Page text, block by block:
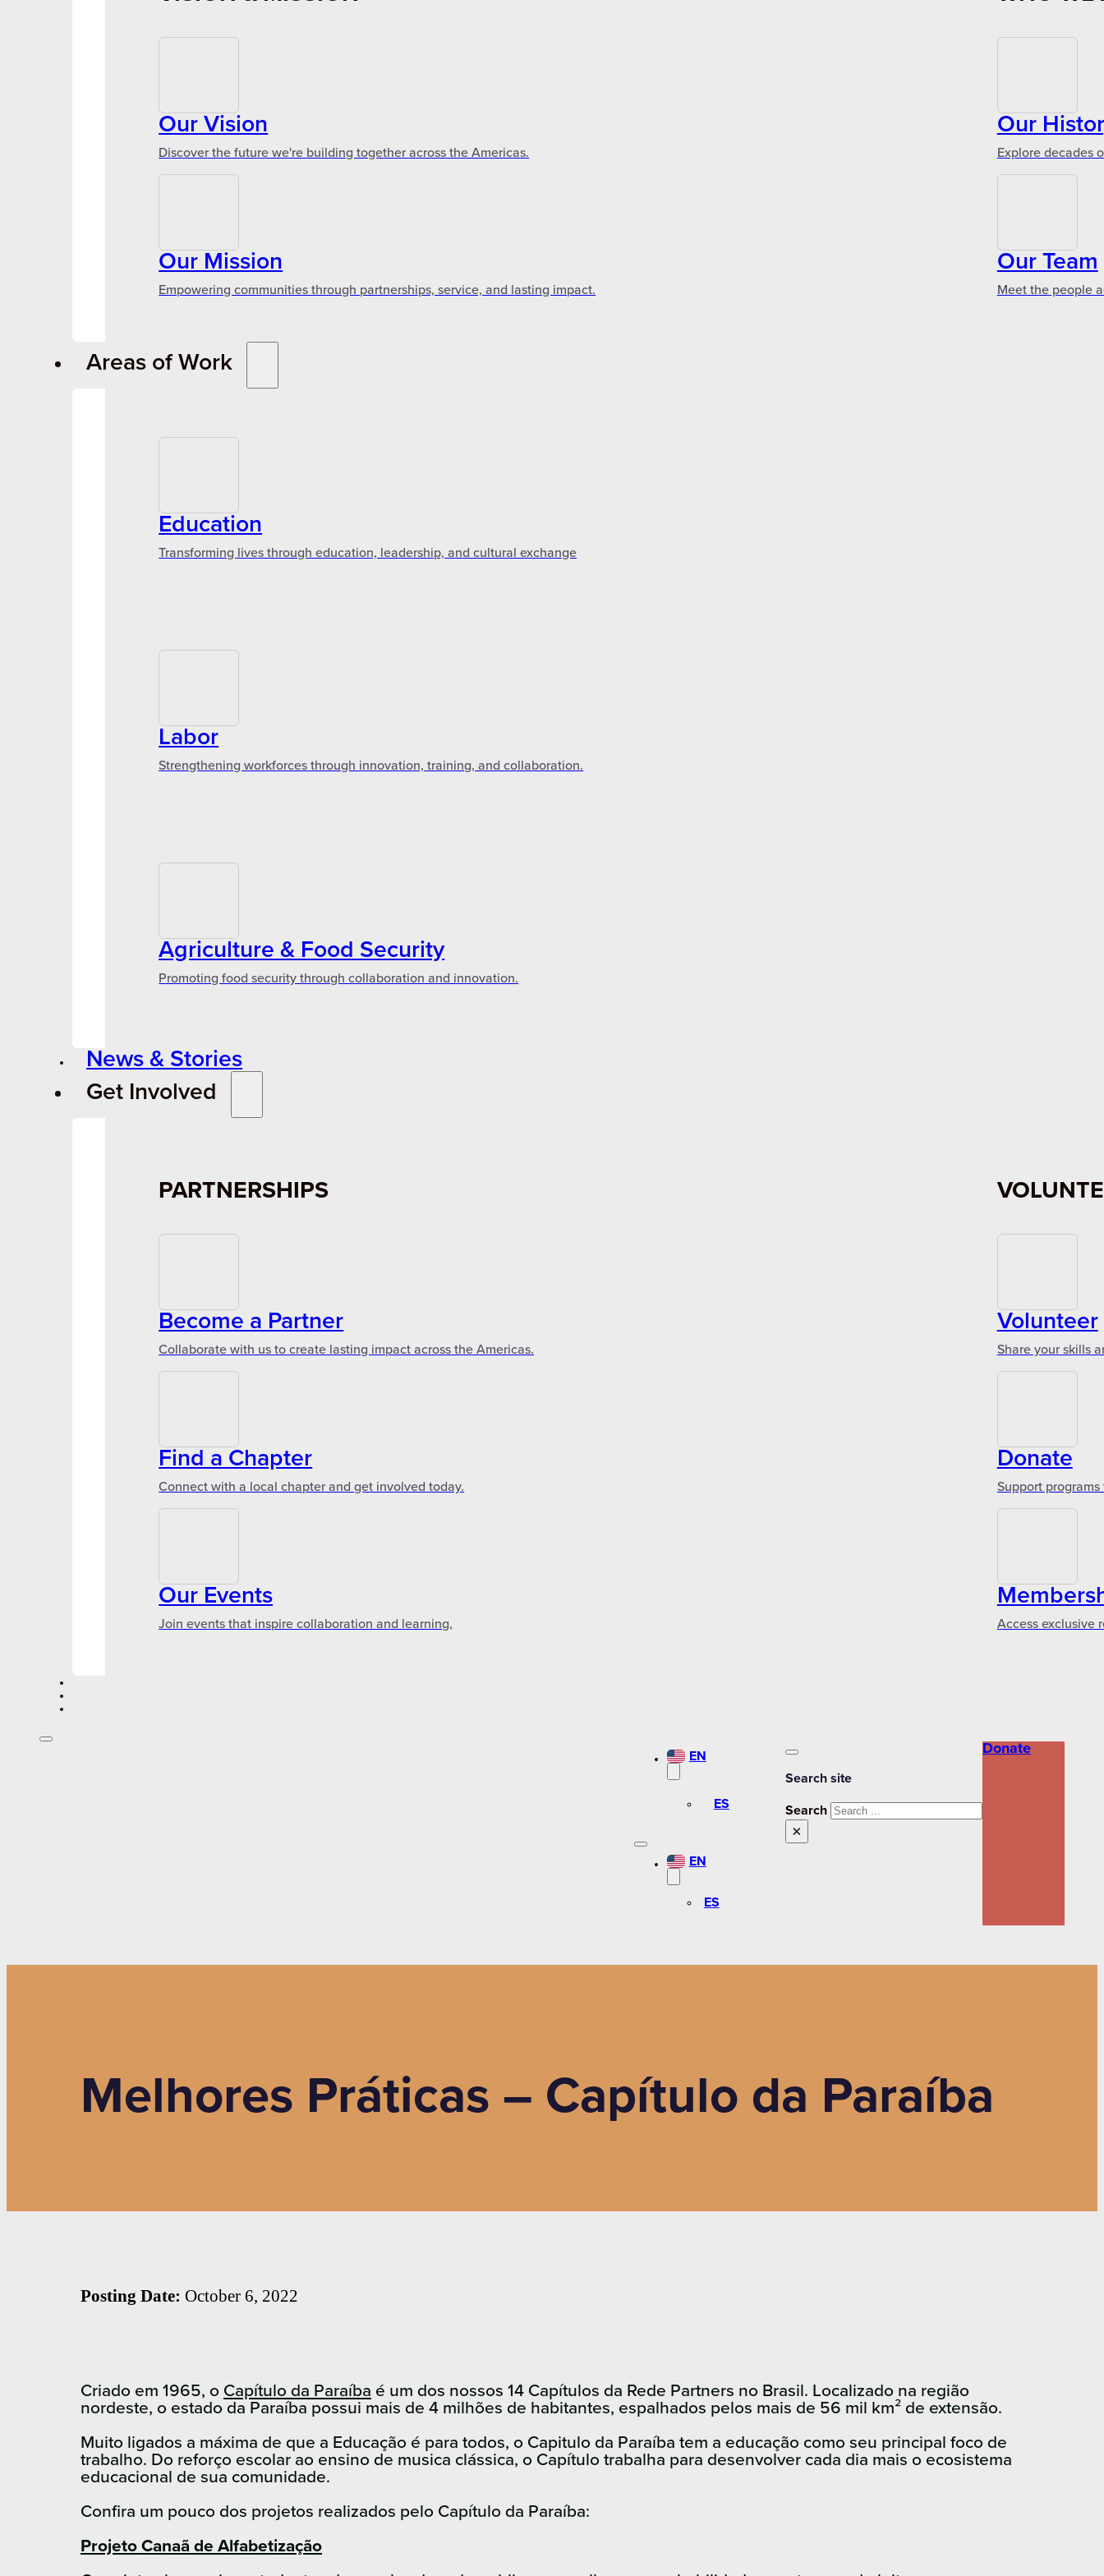
Our Vision
Discover the future we're building together across the Americas.
Our Mission
Empowering communities through partnerships, service, and lasting impact.
Our
Explore decades
Our Team
Meet the people
Areas of Work
Education
Transforming lives through education, leadership, and cultural exchange
Labor
Strengthening workforces through innovation, training, and collaboration.
Agriculture & Food Security
Promoting food security through collaboration and innovation.
News & Stories
Get Involved
PARTNERSHIPS
Become a Partner
Collaborate with us to create lasting impact across the Americas.
Find a Chapter
Connect with a local chapter and get involved today.
Our Events
Join events that inspire collaboration and learning,
Volunteer
Share your skills
Donate
Support
Access exclusive
EN
ES
EN
ES
Search site
Search
×
Donate
Melhores Práticas – Capítulo da Paraíba
Posting Date: October 6, 2022
Criado em 1965, o Capítulo da Paraíba é um dos nossos 14 Capítulos da Rede Partners no Brasil. Localizado na região
nordeste, o estado da Paraíba possui mais de 4 milhões de habitantes, espalhados pelos mais de 56 mil km² de extensão.
Muito ligados a máxima de que a Educação é para todos, o Capitulo da Paraíba tem a educação como seu principal foco de
trabalho. Do reforço escolar ao ensino de musica clássica, o Capítulo trabalha para desenvolver cada dia mais o ecosistema
educacional de sua comunidade.
Confira um pouco dos projetos realizados pelo Capítulo da Paraíba:
Projeto Canaã de Alfabetização